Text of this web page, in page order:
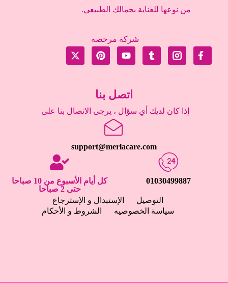
من نوعها للعناية بجمالك الطبيعي.
شركة مرخصه
اتصل بنا
إذا كان لديك أي سؤال ، يرجى الاتصال بنا على
support@merlacare.com
01030499887
كل أيام الأسبوع من 10 صباحا
حتى 2 صباحا
التوصيل
الإستبدال و الإسترجاع
سياسة الخصوصيه
الشروط و الأحكام